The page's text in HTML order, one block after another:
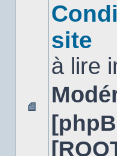
Aucun
message
non
site
à lire